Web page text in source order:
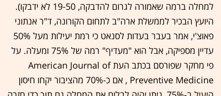
למחלה ברמה שאמורה לגרום להדבקה, 19-50 לא ידבקו).
היועץ הבכיר לממשלת ארה"ב לתחום הקורונה, ד"ר אנתוני
פאוצ'י, אמר בעבר בעדות לסנאט כי רמת יעילות מעל 50%
עדיין מספיקה, אבל הוא "מעדיף" רמה של 75% ומעלה. על
פי מחקר שפורסם בכתב העת American Journal of
Preventive Medicine , אם כ-70% מהציבור יקחו חיסון